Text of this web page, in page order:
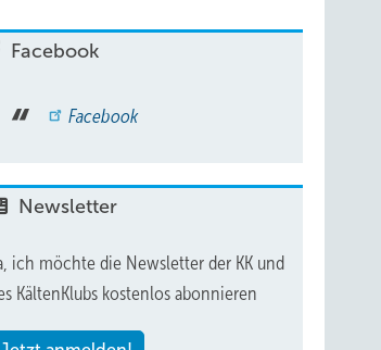
Facebook
Facebook
Newsletter
ich möchte die Newsletter der KK und
KältenKlubs kostenlos abonnieren